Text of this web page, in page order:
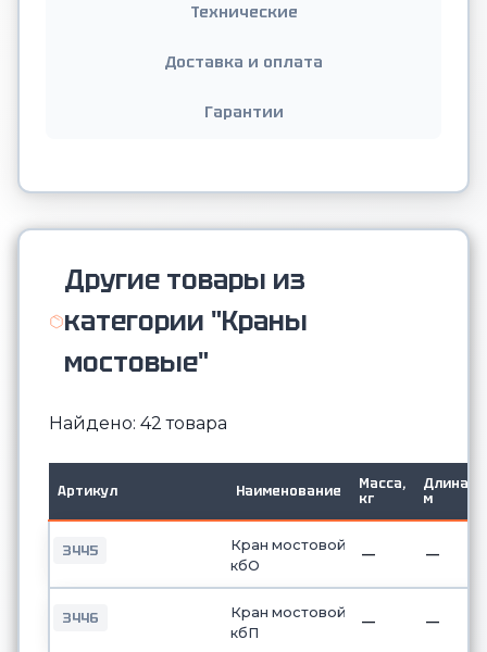
Технические
Доставка и оплата
Гарантии
Другие товары из
категории "Краны
мостовые"
Найдено: 42 товара
Артикул Наименование
Масса,
кг
Длина,
м
3445
Кран мостовой
кбО
— —
3446
Кран мостовой
кбП
— —